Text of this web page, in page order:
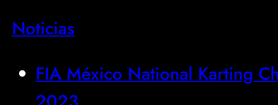
Noticias
FIA México National Karting